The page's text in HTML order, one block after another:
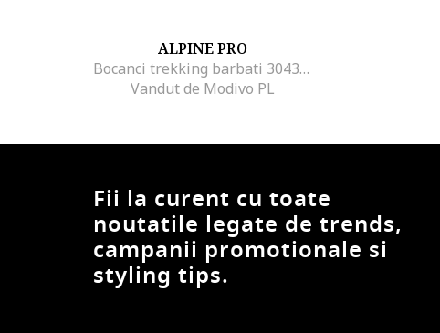
ALPINE PRO
Bocanci trekking barbati 304360589, Piele ecologica, Maro, Maro
Vandut de Modivo PL
Fii la curent cu toate
noutatile legate de trends,
campanii promotionale si
styling tips.